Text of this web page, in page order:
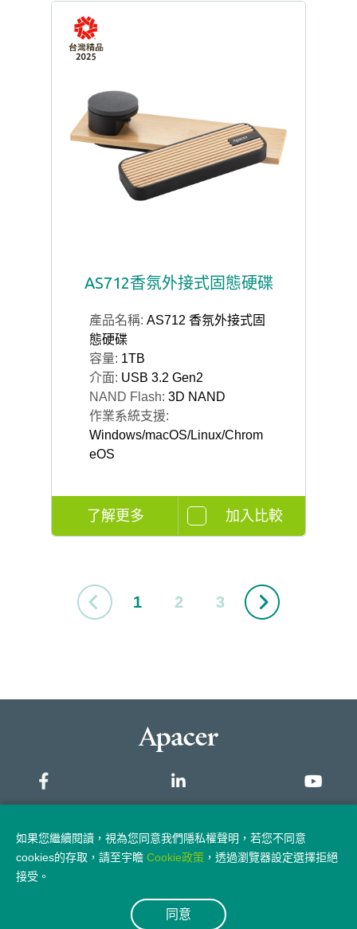
AS712香氛外接式固態硬碟
產品名稱: AS712 香氛外接式固
態硬碟
容量: 1TB
介面: USB 3.2 Gen2
NAND Flash: 3D NAND
作業系統支援:
Windows/macOS/Linux/Chrom
eOS
了解更多 加入比較
1 2 3
網站地圖
© 2026 Apacer Technology Inc.
如果您繼續閱讀，視為您同意我們隱私權聲明，若您不同意
cookies的存取，請至宇瞻 Cookie政策 ，透過瀏覽器設定選擇拒絕
接受。
同意